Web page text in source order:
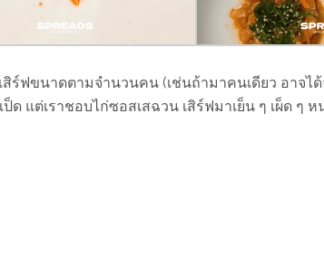
ร์ฟขนาดตามจำนวนคน (เช่นถ้ามาคนเดียว อาจไ
แต่เราชอบไก่ซอสเสฉวน เสิร์ฟมาเย็น ๆ เผ็ด ๆ